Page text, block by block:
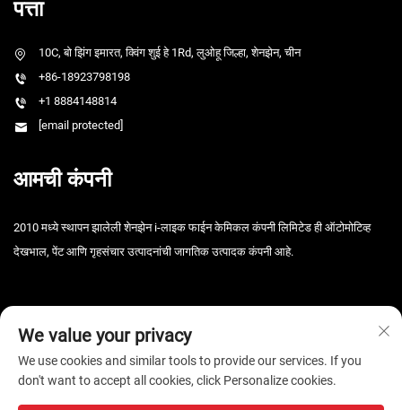
पत्ता
10C, बो झिंग इमारत, क्विंग शुई हे 1Rd, लुओहू जिल्हा, शेनझेन, चीन
+86-18923798198
+1 8884148814
[email protected]
आमची कंपनी
2010 मध्ये स्थापन झालेली शेनझेन i-लाइक फाईन केमिकल कंपनी लिमिटेड ही ऑटोमोटिव्ह
देखभाल, पेंट आणि गृहसंचार उत्पादनांची जागतिक उत्पादक कंपनी आहे.
कॉपीराइट © 2025 शेनझेन आय-लाइक फाइन केमिकल कंपनी लिमिटेड. सर्व हक्क राखीव. -
We value your privacy
We use cookies and similar tools to provide our services. If you
don't want to accept all cookies, click Personalize cookies.